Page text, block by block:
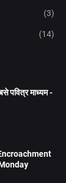
(3)
(14)
पवित्र माध्यम -